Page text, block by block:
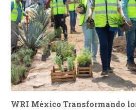
WRI México Transformando